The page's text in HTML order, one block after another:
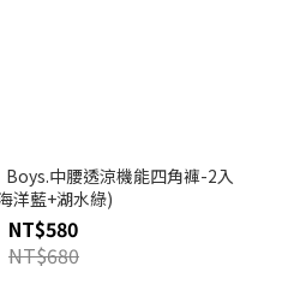
Boys.中腰透涼機能四角褲-2入
洋藍+湖水綠)
NT$580
NT$680